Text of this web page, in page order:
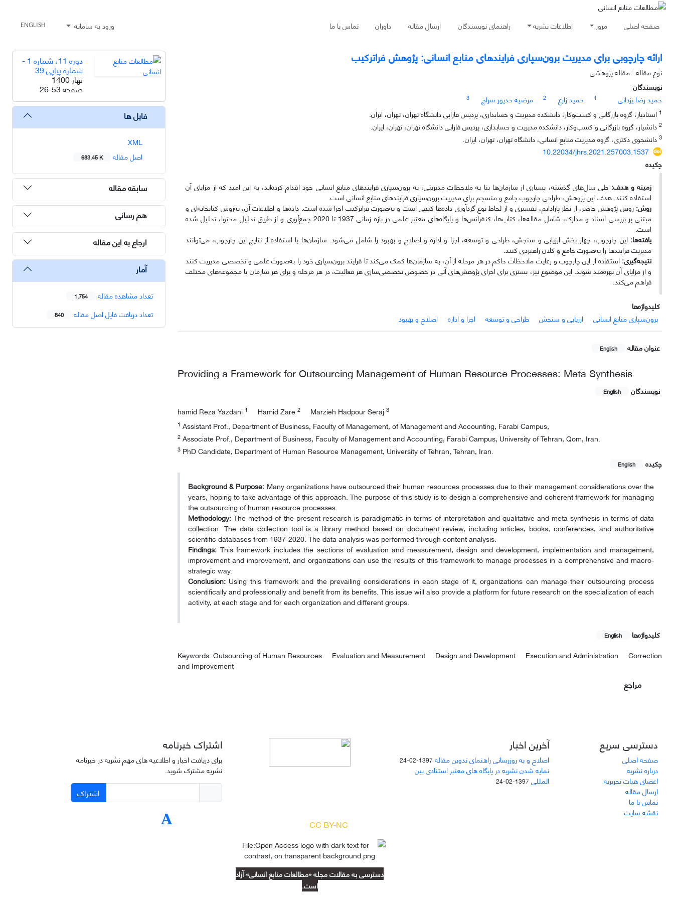
صفحه اصلی مرور اطلاعات نشریه راهنمای نویسندگان ارسال مقاله داوران تماس با ما ورود به سامانه ENGLISH
ارائه چارچوبی برای مدیریت برون‌سپاری فرایندهای منابع انسانی: پژوهش فراترکیب
نوع مقاله : مقاله پژوهشی
نویسندگان
حمید رضا یزدانی
1 حمید زارع 2 مرضیه حدپور سراج
3
1 استادیار، گروه بازرگانی و کسب‌وکار، دانشکده مدیریت و حسابداری، پردیس فارابی دانشگاه تهران، تهران، ایران.
2 دانشیار، گروه بازرگانی و کسب‌وکار، دانشکده مدیریت و حسابداری، پردیس فارابی دانشگاه تهران، تهران، ایران.
3 دانشجوی دکتری، گروه مدیریت منابع انسانی، دانشگاه تهران، تهران، ایران.
10.22034/jhrs.2021.257003.1537
چکیده
زمینه و هدف:
طی سال‌های گذشته، بسیاری از سازمان‌ها بنا به ملاحظات مدیریتی، به برون‌‎سپاری فرایندهای منابع انسانی خود اقدام کرده‌اند، به این امید که از مزایای آن
استفاده کنند. هدف این پژوهش، طراحی چارچوب جامع و منسجم برای مدیریت برون‌سپاری فرایندهای منابع انسانی است.
روش:روش پژوهش حاضر، از نظر پارادایم، تفسیری و از لحاظ نوع گردآوری داده‌ها کیفی است و به‌صورت فراترکیب اجرا شده است. داده‌ها و اطلاعات آن، به‌روش کتابخانه‌ای و
مبتنی بر بررسی اسناد و مدارک، شامل مقاله‌ها، کتاب‌ها، کنفرانس‌ها و پایگاه‌های معتبر علمی در بازه زمانی 1937 تا 2020 جمع‌آوری و از طریق تحلیل محتوا، تحلیل شده
است.
یافته‌ها:این چارچوب، چهار بخش ارزیابی و سنجش، طراحی و توسعه، اجرا و اداره و اصلاح و بهبود را شامل می‌شود. سازمان‌ها با استفاده از نتایج این چارچوب، می‌توانند
مدیریت فرایندها را به‌صورت جامع و کلان راهبردی کنند.
نتیجه‌گیری:استفاده از این چارچوب و رعایت ملاحظات حاکم در هر مرحله از آن، به سازمان‌ها کمک می‌کند تا فرایند برون‌سپاری خود را به‌صورت علمی و تخصصی مدیریت کنند
و از مزایای آن بهره‌مند شوند. این موضوع نیز، بستری برای اجرای پژوهش‌های آتی در خصوص تخصصی‌سازی هر فعالیت، در هر مرحله و برای هر سازمان یا مجموعه‌های مختلف
فراهم می‌کند.
کلیدواژه‌ها
برون‌سپاری منابع انسانی
ارزیابی و سنجش طراحی و توسعه اجرا و اداره اصلاح و بهبود
عنوان مقاله English
Providing a Framework for Outsourcing Management of Human Resource Processes: Meta Synthesis
نویسندگان English
hamid Reza Yazdani 1 Hamid Zare 2 Marzieh Hadpour Seraj 3
1 Assistant Prof., Department of Business, Faculty of Management, of Management and Accounting, Farabi Campus,
2 Associate Prof., Department of Business, Faculty of Management and Accounting, Farabi Campus, University of Tehran, Qom, Iran.
3 PhD Candidate, Department of Human Resource Management, University of Tehran, Tehran, Iran.
چکیده
English
Background & Purpose: Many organizations have outsourced their human resources processes due to their management considerations over the
years, hoping to take advantage of this approach. The purpose of this study is to design a comprehensive and coherent framework for managing
the outsourcing of human resource processes.
Methodology: The method of the present research is paradigmatic in terms of interpretation and qualitative and meta synthesis in terms of data
collection. The data collection tool is a library method based on document review, including articles, books, conferences, and authoritative
scientific databases from 1937-2020. The data analysis was performed through content analysis.
Findings: This framework includes the sections of evaluation and measurement, design and development, implementation and management,
improvement and improvement, and organizations can use the results of this framework to manage processes in a comprehensive and macro-
strategic way.
Conclusion: Using this framework and the prevailing considerations in each stage of it, organizations can manage their outsourcing process
scientifically and professionally and benefit from its benefits. This issue will also provide a platform for future research on the specialization of each
activity, at each stage and for each organization and different groups.
کلیدواژه‌ها English
Keywords: Outsourcing of Human Resources Evaluation and Measurement Design and Development Execution and Administration
Correction
and Improvement
مراجع
دوره 11، شماره 1 -
شماره پیاپی 39
بهار 1400
صفحه26-53
فایل ها
XML
اصل مقاله
683.45 K
سابقه مقاله
هم رسانی
ارجاع به این مقاله
آمار
تعداد مشاهده مقاله 1,754
تعداد دریافت فایل اصل مقاله 840
دسترسی سریع
صفحه اصلی
درباره نشریه
اعضای هیات تحریریه
ارسال مقاله
تماس با ما
نقشه سایت
آخرین اخبار
اصلاح و به روزرسانی راهنمای تدوین مقاله 1397-02-24
نمایه شدن نشریه در پایگاه های معتبر استنادی بین
المللی 1397-02-24
CC BY-NC
دسترسی به مقالات مجله «مطالعات منابع انسانی» آزاد
است.
اشتراک خبرنامه
برای دریافت اخبار و اطلاعیه های مهم نشریه در خبرنامه
نشریه مشترک شوید.
اشتراک